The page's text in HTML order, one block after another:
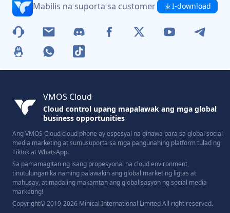
Mabilis na suporta sa customer I-download
VMOS Cloud
Cloud control upang mapalawak ang mga global
business opportunities
Ang VMOS Cloud cloud phone ay espesyal na ginawa para sa global social
media marketing at sumusuporta sa mga pangunahing platform tulad ng
Tiktok at WhatsApp.
Sa pamamagitan ng isang propesyonal na cloud environment,
tinutulungan ka naming palawakin ang global market ng ligtas at
mahusay, at madaling makamtan ang globalisasyon ng social media
marketing!
Copyright© 2019-2026 Minical International Limited All right reserved.